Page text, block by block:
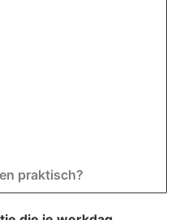
praktisch?